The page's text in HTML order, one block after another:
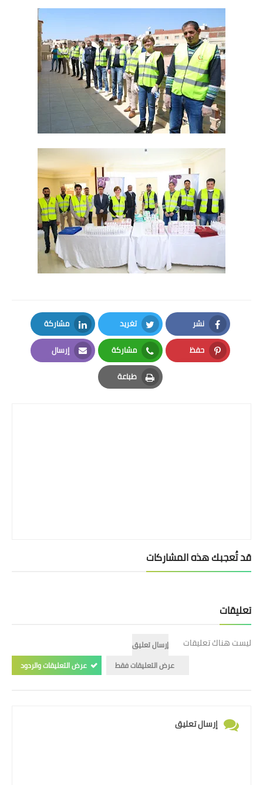
نشر
Facebook
تغريد
Twitter
مشاركة
LinkedIn
حفظ
Pinterest
مشاركة
Whatsapp
إرسال
Email
طباعة
Print
قد تُعجبك هذه المشاركات
تعليقات
ليست هناك تعليقات
إرسال تعليق
عرض التعليقات فقط
عرض التعليقات والردود
إرسال تعليق